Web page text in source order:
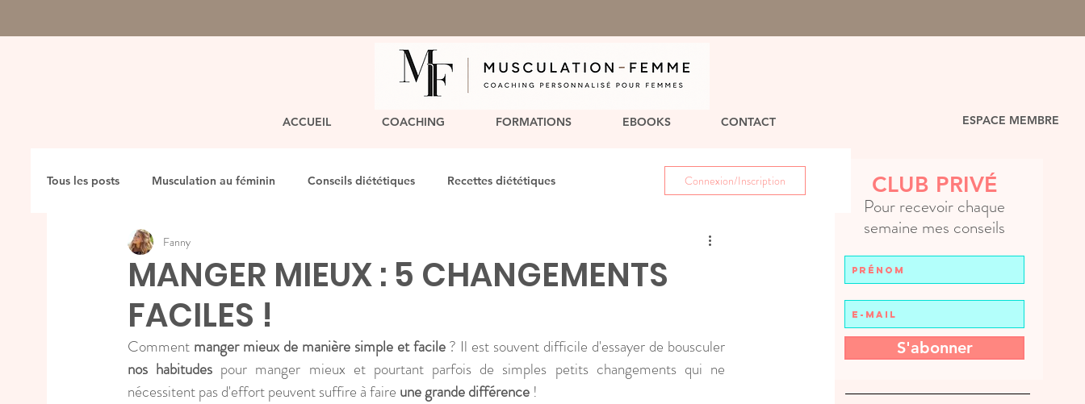
ACCUEIL COACHING FORMATIONS EBOOKS CONTACT ESPACE MEMBRE
Tous les posts Musculation au féminin Conseils diététiques Recettes diététiques Connexion/Inscription
MANGER MIEUX : 5 CHANGEMENTS
FACILES !
Fanny
Comment manger mieux de manière simple et facile
nos habitudes pour manger mieux et pourtant parfois de simples petits changements qui ne
nécessitent pas d'effort peuvent suffire à faire une grande différence !
CLUB PRIVÉ
Pour recevoir chaque
semaine mes conseils
S'abonner